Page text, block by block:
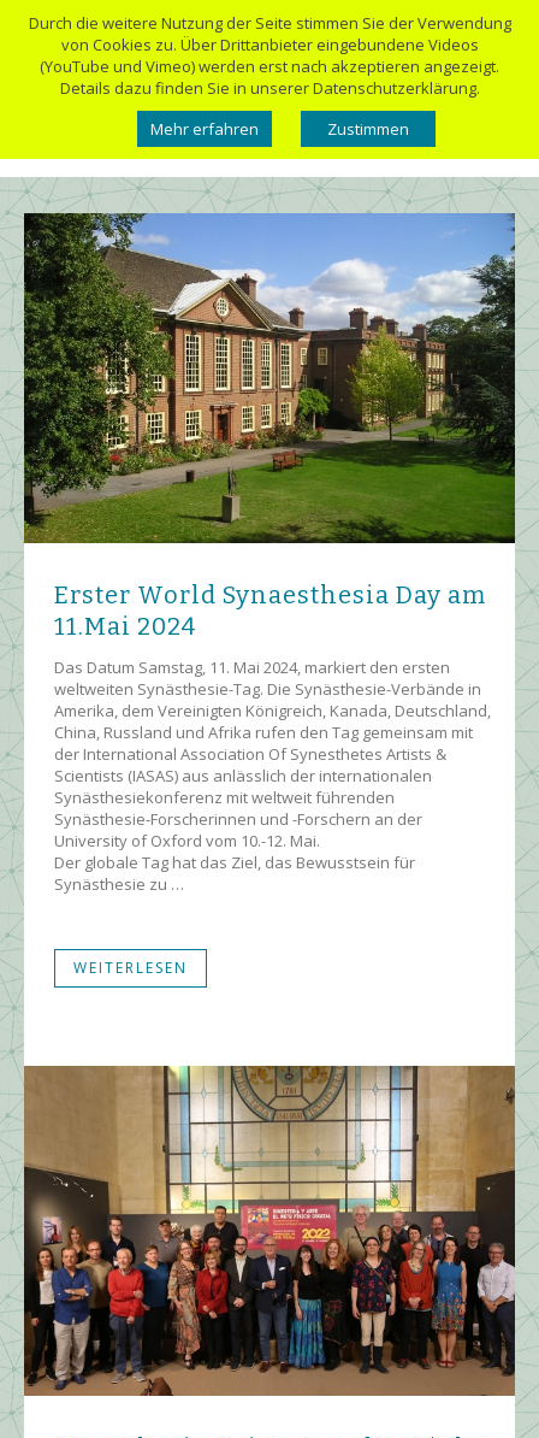
Erster World Synaesthesia Day am
11.Mai 2024
Das Datum Samstag, 11. Mai 2024, markiert den ersten
weltweiten Synästhesie-Tag. Die Synästhesie-Verbände in
Amerika, dem Vereinigten Königreich, Kanada, Deutschland,
China, Russland und Afrika rufen den Tag gemeinsam mit
der International Association Of Synesthetes Artists &
Scientists (IASAS) aus anlässlich der internationalen
Synästhesiekonferenz mit weltweit führenden
Synästhesie-Forscherinnen und -Forschern an der
University of Oxford vom 10.-12. Mai.
Der globale Tag hat das Ziel, das Bewusstsein für
Synästhesie zu …
WEITERLESEN
Durch die weitere Nutzung der Seite stimmen Sie der Verwendung
von Cookies zu. Über Drittanbieter eingebundene Videos
(YouTube und Vimeo) werden erst nach akzeptieren angezeigt.
Details dazu finden Sie in unserer Datenschutzerklärung.
Mehr erfahren
Zustimmen